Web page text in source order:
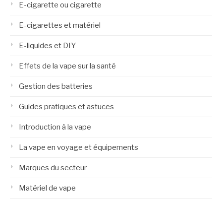
E-cigarette ou cigarette
E-cigarettes et matériel
E-liquides et DIY
Effets de la vape sur la santé
Gestion des batteries
Guides pratiques et astuces
Introduction à la vape
La vape en voyage et équipements
Marques du secteur
Matériel de vape